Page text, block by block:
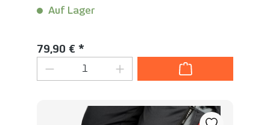
Auf Lager
Regulärer Preis:
79,90 € *
Produkt Anzahl: Gib den